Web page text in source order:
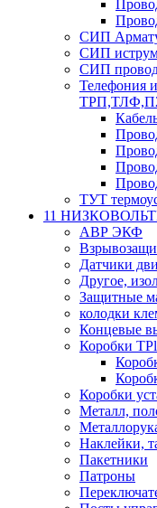
СИП
СИП
СИП
Телефония
ТУТ
11
АВР ЭКФ
Датчики
Другое,
Защитные
колодки
Концевые
Коробки
Коробки
Металл,
Наклейки,
Пакетники
Патроны